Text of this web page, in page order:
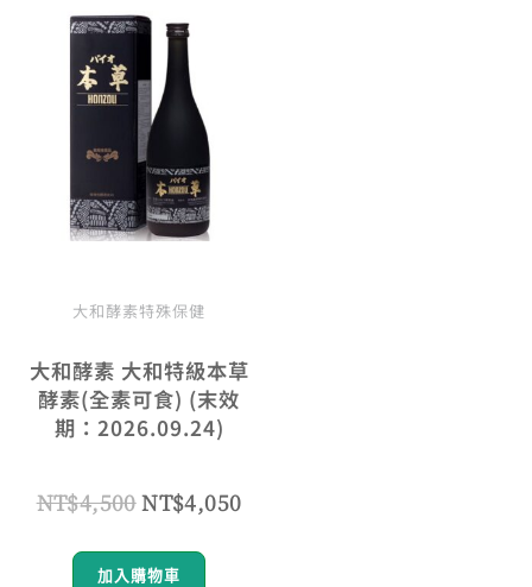
大和酵素特殊保健
大和酵素 大和特級本草
酵素(全素可食) (末效
期：2026.09.24)
NT$4,500
始
格：
NT$4,500。
NT$4,050
加入購物車